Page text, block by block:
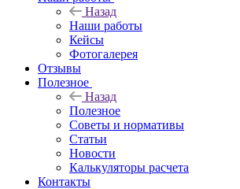
Назад
Наши работы
Кейсы
Фотогалерея
Отзывы
Полезное
Назад
Полезное
Советы и нормативы
Статьи
Новости
Калькуляторы расчета
Контакты